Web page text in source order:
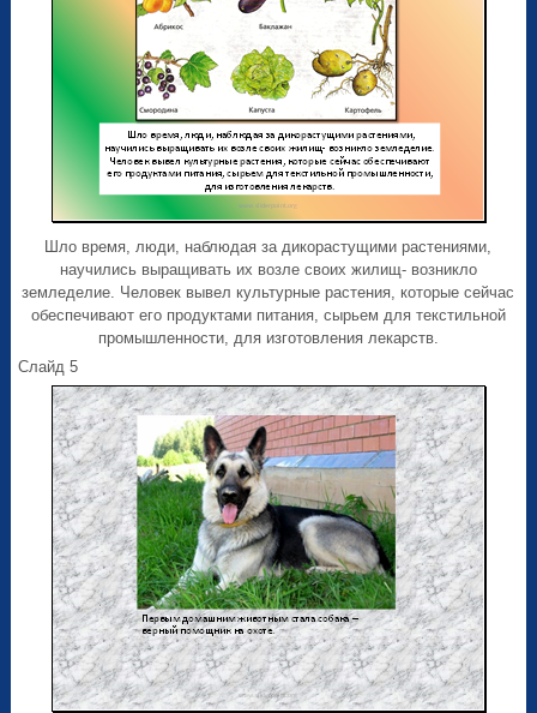
Шло время, люди, наблюдая за дикорастущими растениями,
научились выращивать их возле своих жилищ- возникло
земледелие. Человек вывел культурные растения, которые сейчас
обеспечивают его продуктами питания, сырьем для текстильной
промышленности, для изготовления лекарств.
Слайд 5